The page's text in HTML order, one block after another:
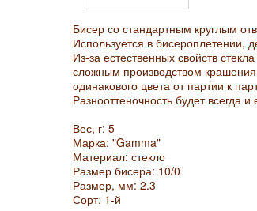
Бисер со стандартным круглым
Используется в бисероплетении,
Из-за естественных свойств
сложным производством
одинакового цвета от партии к
Разнооттеночность будет всегда
Вес, г: 5
Марка: "Gamma"
Материал: стекло
Размер бисера: 10/0
Размер, мм: 2.3
Сорт: 1-й